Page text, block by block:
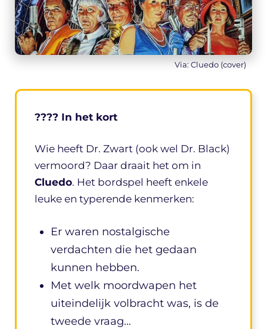
Via: Cluedo (cover)
???? In het kort
Wie heeft Dr. Zwart (ook wel Dr. Black)
vermoord? Daar draait het om in
Cluedo. Het bordspel heeft enkele
leuke en typerende kenmerken:
Er waren nostalgische
verdachten die het gedaan
kunnen hebben.
Met welk moordwapen het
uiteindelijk volbracht was, is de
tweede vraag…